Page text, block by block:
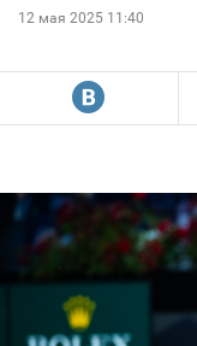
12 мая 2025 11:40
R